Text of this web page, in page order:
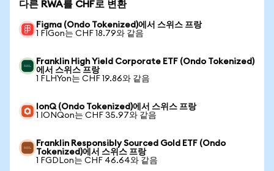
다른 RWA를 CHF로 변환
Figma (Ondo Tokenized)에서 스위스 프랑
1 FIGon는 CHF 18.79와 같음
Franklin High Yield Corporate ETF (Ondo Tokenized)
에서 스위스 프랑
1 FLHYon는 CHF 19.86와 같음
IonQ (Ondo Tokenized)에서 스위스 프랑
1 IONQon는 CHF 35.97와 같음
Franklin Responsibly Sourced Gold ETF (Ondo
Tokenized)에서 스위스 프랑
1 FGDLon는 CHF 46.64와 같음